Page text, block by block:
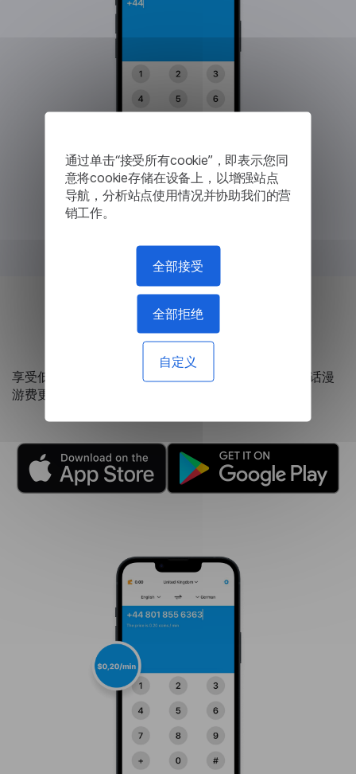
通过单击“接受所有cookie”，即表示您同
意将cookie存储在设备上，以增强站点
导航，分析站点使用情况并协助我们的营
销工作。
全部接受
全部拒绝
自定义
比漫游通话更便宜
享受低至每分钟 0.20 美元的资费，这比昂贵的国际电话漫
游费更经济。